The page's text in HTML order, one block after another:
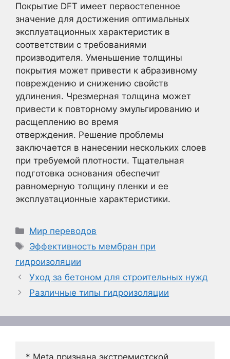
Покрытие DFT имеет первостепенное
значение для достижения оптимальных
эксплуатационных характеристик в
соответствии с требованиями
производителя. Уменьшение толщины
покрытия может привести к абразивному
повреждению и снижению свойств
удлинения. Чрезмерная толщина может
привести к повторному эмульгированию и
расщеплению во время
отверждения. Решение проблемы
заключается в нанесении нескольких слоев
при требуемой плотности. Тщательная
подготовка основания обеспечит
равномерную толщину пленки и ее
эксплуатационные характеристики.
Рубрики
Мир переводов
Метки
Эффективность мембран при
гидроизоляции
Уход за бетоном для строительных нужд
Различные типы гидроизоляции
* Meta признана экстремистской